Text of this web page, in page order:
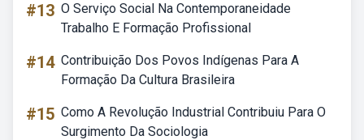
#13 O Serviço Social Na Contemporaneidade
Trabalho E Formação Profissional
#14 Contribuição Dos Povos Indígenas Para A
Formação Da Cultura Brasileira
#15 Como A Revolução Industrial Contribuiu Para O
Surgimento Da Sociologia